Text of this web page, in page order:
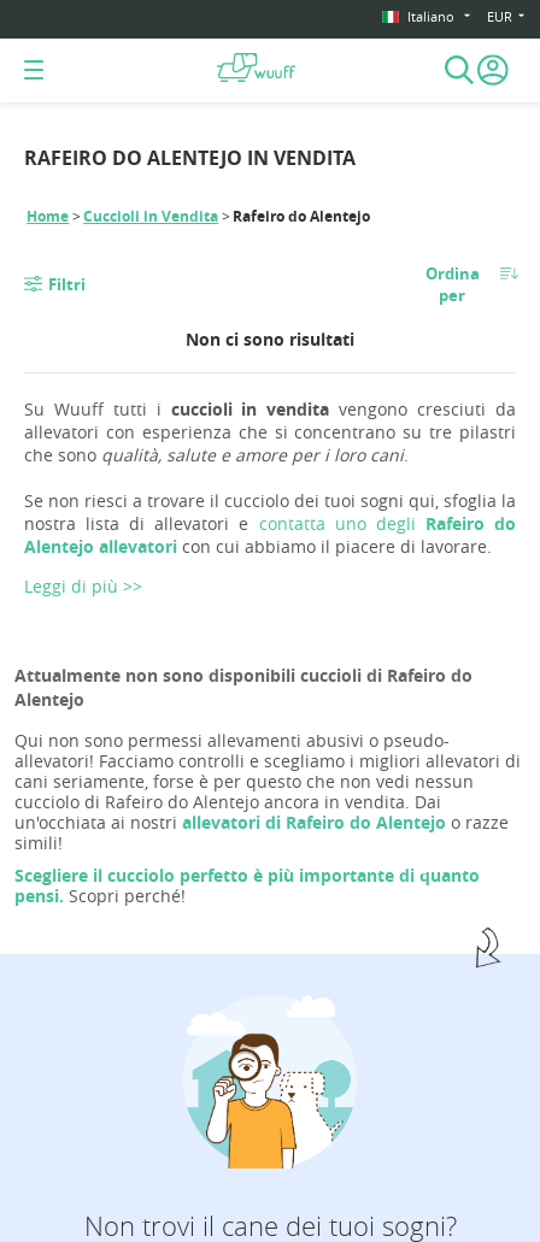
Italiano EUR
RAFEIRO DO ALENTEJO IN VENDITA
Home Cuccioli in Vendita Rafeiro do Alentejo
Filtri
Ordina
per
Non ci sono risultati
Su Wuuff tutti i cuccioli in vendita vengono cresciuti da
allevatori con esperienza che si concentrano su tre pilastri
che sono qualità, salute e amore per i loro cani.
Se non riesci a trovare il cucciolo dei tuoi sogni qui, sfoglia la
nostra lista di allevatori e contatta uno degli Rafeiro do
Alentejo allevatori con cui abbiamo il piacere di lavorare.
Leggi di più >>
Attualmente non sono disponibili cuccioli di Rafeiro do
Alentejo
Qui non sono permessi allevamenti abusivi o pseudo-
allevatori! Facciamo controlli e scegliamo i migliori allevatori di
cani seriamente, forse è per questo che non vedi nessun
cucciolo di Rafeiro do Alentejo ancora in vendita. Dai
un'occhiata ai nostri allevatori di Rafeiro do Alentejo o razze
simili!
Scegliere il cucciolo perfetto è più importante di quanto
pensi. Scopri perché!
Non trovi il cane dei tuoi sogni?